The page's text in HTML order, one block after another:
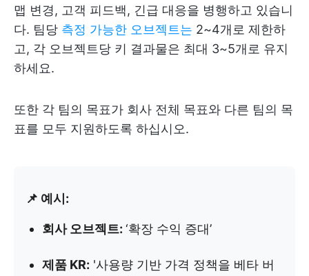
맵 변경, 고객 피드백, 긴급 대응을 병행하고 있습니
다. 팀당 측정 가능한 오브젝트는 2~4개로 제한하
고, 각 오브젝트당 키 결과물은 최대 3~5개로 유지
하세요.
또한 각 팀의 목표가 회사 전체 목표와 다른 팀의 목
표를 모두 지원하도록 하십시오.
📌 예시:
회사 오브젝트: ‘확장 수익 증대’
제품 KR: '사용량 기반 가격 정책을 베타 버